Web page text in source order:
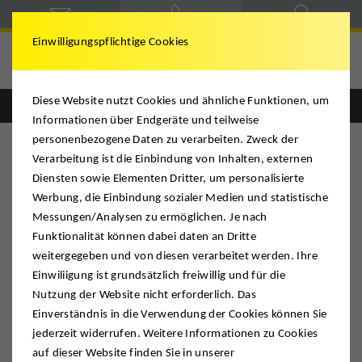
Englisch Deutsch
Einwilligungspflichtige Cookies
Diese Website nutzt Cookies und ähnliche Funktionen, um
Informationen über Endgeräte und teilweise
personenbezogene Daten zu verarbeiten. Zweck der
Verarbeitung ist die Einbindung von Inhalten, externen
Diensten sowie Elementen Dritter, um personalisierte
Werbung, die Einbindung sozialer Medien und statistische
Messungen/Analysen zu ermöglichen. Je nach
Funktionalität können dabei daten an Dritte
weitergegeben und von diesen verarbeitet werden. Ihre
Einwiliigung ist grundsätzlich freiwillig und für die
Nutzung der Website nicht erforderlich. Das
Einverständnis in die Verwendung der Cookies können Sie
jederzeit widerrufen. Weitere Informationen zu Cookies
auf dieser Website finden Sie in unserer